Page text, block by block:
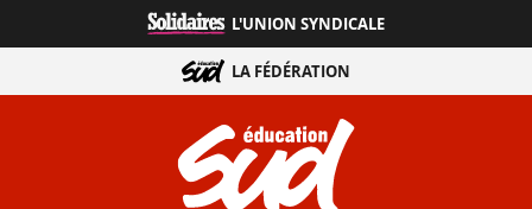
directement
contenu
L'UNION SYNDICALE
LA FÉDÉRATION